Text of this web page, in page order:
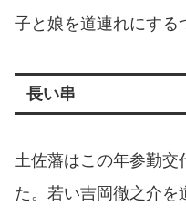
子と娘を道連れにする
長い串
土佐藩はこの年参勤交
た。若い吉岡徹之介を